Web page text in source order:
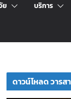
ย บริการ
ดาวน์โหลด วารส